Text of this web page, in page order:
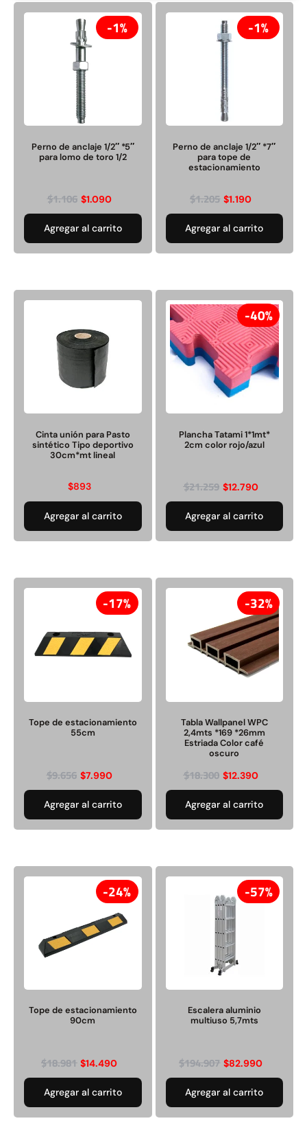
1%
Perno de anclaje 1/2″ *5″
para lomo de toro 1/2
$1.106 $1.090
Agregar al carrito
1%
Perno de anclaje 1/2″ *7″
para tope de
estacionamiento
$1.205 $1.190
Agregar al carrito
Cinta unión para Pasto
sintético Tipo deportivo
30cm*mt lineal
$893
Agregar al carrito
40%
Plancha Tatami 1*1mt*
2cm color rojo/azul
$21.259 $12.790
Agregar al carrito
17%
Tope de estacionamiento
55cm
$9.656 $7.990
Agregar al carrito
32%
Tabla Wallpanel WPC
2,4mts *169 *26mm
Estriada Color café
oscuro
$18.300 $12.390
Agregar al carrito
24%
Tope de estacionamiento
90cm
$18.981 $14.490
Agregar al carrito
57%
Escalera aluminio
multiuso 5,7mts
$194.907 $82.990
Agregar al carrito
Rampa Móvil Hidráulica
carga 10ton
$ 11.790.000
Juego Modular 35
QplayGround
Leer más
Juego Modular 40
QplayGround
$4.859.984
50%
Juego Modular 25
QplayGround
$9.558.557
$4.790.000
Agregar al carrito
4.507.990
Juego Modular 01
$4.415.700
5.987.128
Agregar al carrito
Pasto sintético ornamental
Importado USA: Crown
$2.892.120